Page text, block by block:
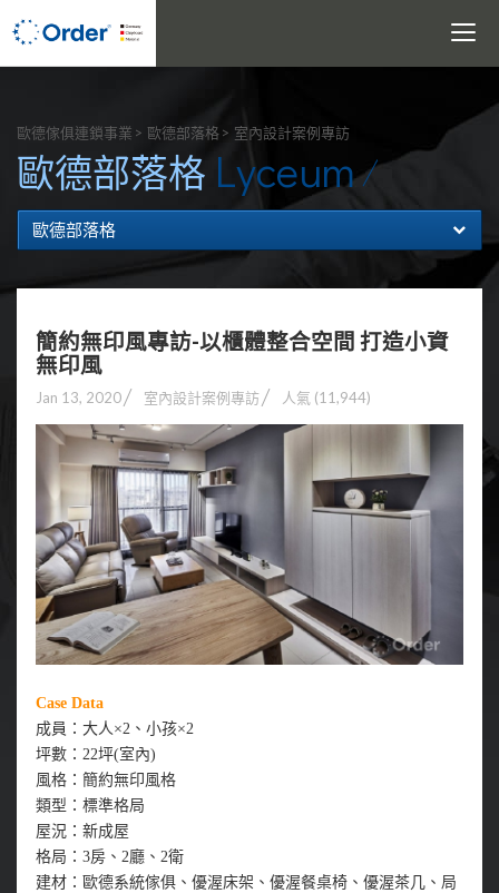
Toggle
歐德傢俱連鎖事業 歐德部落格 室內設計案例專訪
歐德部落格 Lyceum
歐德部落格
簡約無印風專訪-以櫃體整合空間 打造小資
無印風
Jan 13, 2020 室內設計案例專訪 人氣 (11,944)
Case Data
成員：大人×2、小孩×2
坪數：22坪(室內)
風格：簡約無印風格
類型：標準格局
屋況：新成屋
格局：3房、2廳、2衛
建材：歐德系統傢俱、優渥床架、優渥餐桌椅、優渥茶几、局